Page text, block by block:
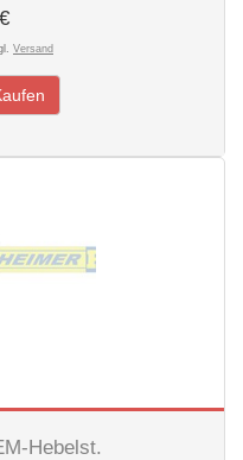
Versand
Hebelst.